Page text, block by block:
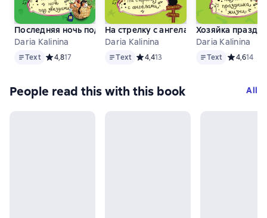
Последняя ночь под звездами
Daria Kalinina
TextText Средний рейтинг 4,8 на основе 17 оценок
4,817
На стрелку с ангелами
Daria Kalinina
TextText Средний рейтинг 4,4 на основе 13
4,413
Хозяйка
Daria Kalinina
TextText Средний
4,614
People read this with this book All